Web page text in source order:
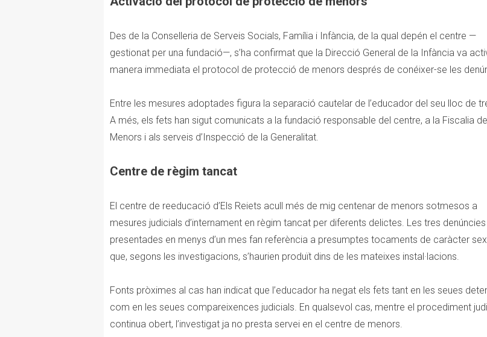
Des de la Conselleria de Serveis Socials, Família i Infància, de la qual depén el centre —
gestionat per una fundació—, s’ha confirmat que la Direcció General de la Infància va
manera immediata el protocol de protecció de menors després de conéixer-se les
Entre les mesures adoptades figura la separació cautelar de l’educador del seu lloc de
A més, els fets han sigut comunicats a la fundació responsable del centre, a la Fiscalia de
Menors i als serveis d’Inspecció de la Generalitat.
Centre de règim tancat
El centre de reeducació d’Els Reiets acull més de mig centenar de menors sotmesos a
mesures judicials d’internament en règim tancat per diferents delictes. Les tres denúncies
presentades en menys d’un mes fan referència a presumptes tocaments de caràcter
que, segons les investigacions, s’haurien produït dins de les mateixes instal·lacions.
Fonts pròximes al cas han indicat que l’educador ha negat els fets tant en les seues
com en les seues compareixences judicials. En qualsevol cas, mentre el procediment
continua obert, l’investigat ja no presta servei en el centre de menors.